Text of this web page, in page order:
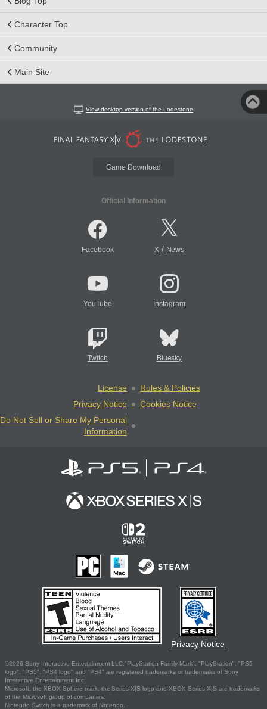
Character Top
Community
Main Site
View desktop version of the Lodestone
Game Download
Official Information
Facebook X/ News
YouTube Instagram
Twitch Bluesky
License
Rules & Policies
Privacy Notice
Cookies Notice
Do Not Sell or Share My Personal
Information
Privacy Notice
©2026 Sony Interactive Entertainment LLC."PlayStation Family Mark", "PlayStation", "PS5
logo", "PS5", "PS4 logo" and "PS4" are registered trademarks or trademarks of Sony
Interactive Entertainment Inc.
Microsoft, the XBOX Sphere mark, the Series X|S logo and XBOX Series X|S are trademarks
of the Microsoft group of companies.
Nintendo Switch is a trademark of Nintendo.